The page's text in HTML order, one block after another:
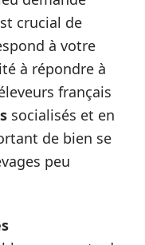
crucial de
à votre
à répondre à
français
socialisés et en
de bien se
peu